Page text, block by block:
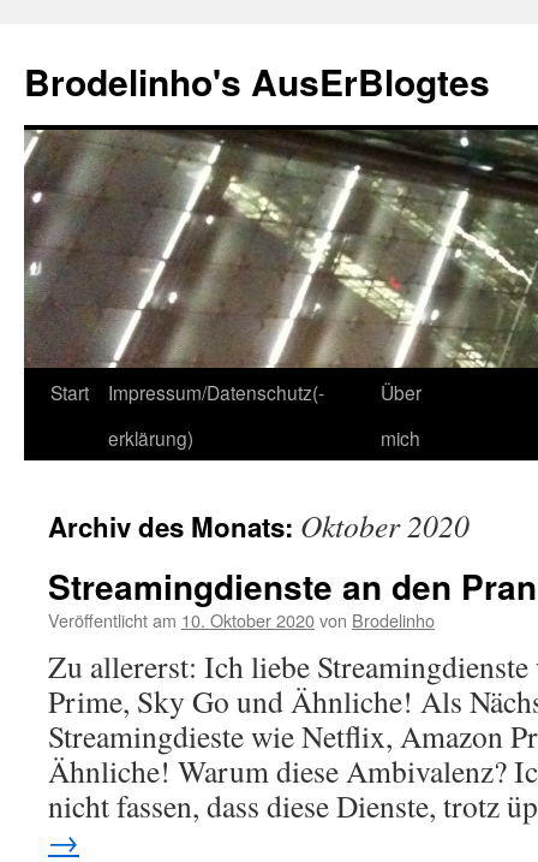
springen
Brodelinho's AusErBlogtes
Start
Impressum/Datenschutz(-
erklärung)
Über
mich
Archiv des Monats: Oktober 2020
Streamingdienste an den
Veröffentlicht am 10. Oktober 2020von Brodelinho
Zu allererst: Ich liebe
Prime, Sky Go und Ähnliche! Als
Streamingdieste wie Netflix, Amazon
Ähnliche! Warum diese Ambivalenz?
nicht fassen, dass diese Dienste, trotz
→